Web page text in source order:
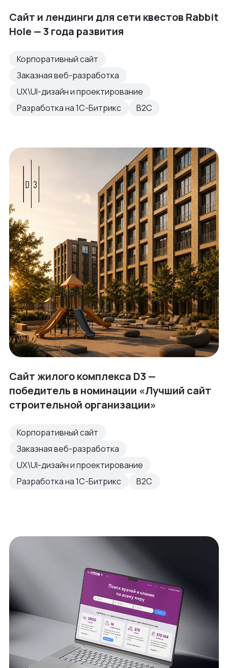
Сайт и лендинги для сети квестов Rabbit
Hole — 3 года развития
Корпоративный сайт
Заказная веб-разработка
UX\UI-дизайн и проектирование
Разработка на 1С-Битрикс
B2C
Сайт жилого комплекса D3 —
победитель в номинации «Лучший сайт
строительной организации»
Корпоративный сайт
Заказная веб-разработка
UX\UI-дизайн и проектирование
Разработка на 1С-Битрикс
B2C